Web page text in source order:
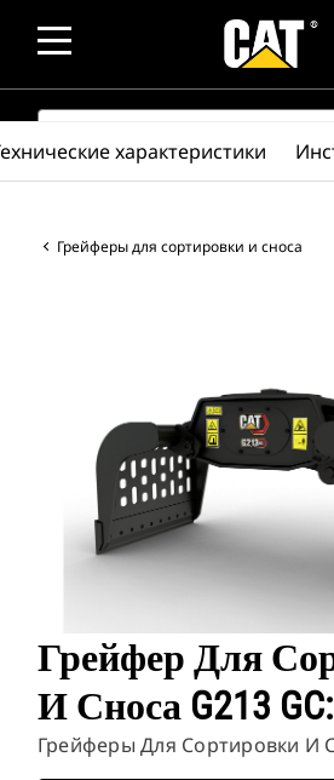
SEARCH
Грейферы для сортировки и сноса
Грейфер Для
И Сноса G213
Грейферы Для Сортировки И
характеристики